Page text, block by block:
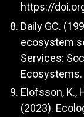
https://
Daily GC.
ecosystem
Services:
Ecosystems.
Elofsson, K.,
(2023).